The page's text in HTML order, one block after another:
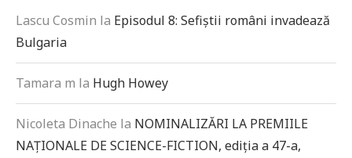
Lascu Cosmin la Episodul 8: Sefiștii români invadează
Bulgaria
Tamara m la Hugh Howey
Nicoleta Dinache la NOMINALIZĂRI LA PREMIILE
NAȚIONALE DE SCIENCE-FICTION, ediția a 47-a,